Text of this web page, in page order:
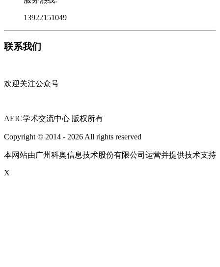
13922151049
联系我们
欢迎关注公众号
AEIC学术交流中心 版权所有
Copyright © 2014 - 2026 All rights reserved
本网站由广州科奥信息技术股份有限公司运营并提供技术支持
X